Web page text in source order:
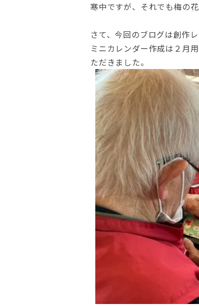
寒中ですが、それでも梅の
さて、今回のブログは創作
ミニカレンダー作成は２月
ただきました。